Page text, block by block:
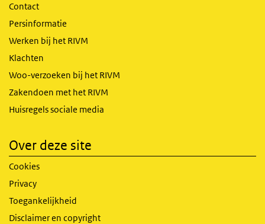
Contact
Persinformatie
Werken bij het RIVM
Klachten
Woo-verzoeken bij het RIVM
Zakendoen met het RIVM
Huisregels sociale media
Over deze site
Cookies
Privacy
Toegankelijkheid
Disclaimer en copyright